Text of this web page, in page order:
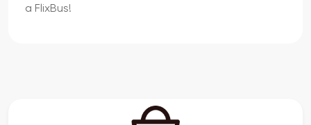
a FlixBus!